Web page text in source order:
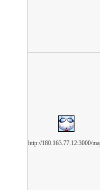
http://180.163.77.12:3000/